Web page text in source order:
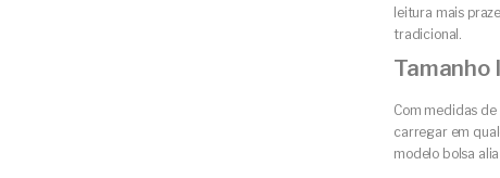
leitura mais
tradicional.
Tamanho
Com medidas de
carregar em
modelo bolsa